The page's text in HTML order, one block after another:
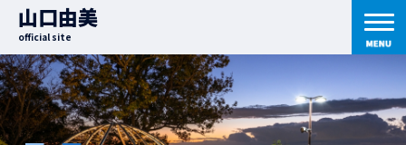
山口由美
official site